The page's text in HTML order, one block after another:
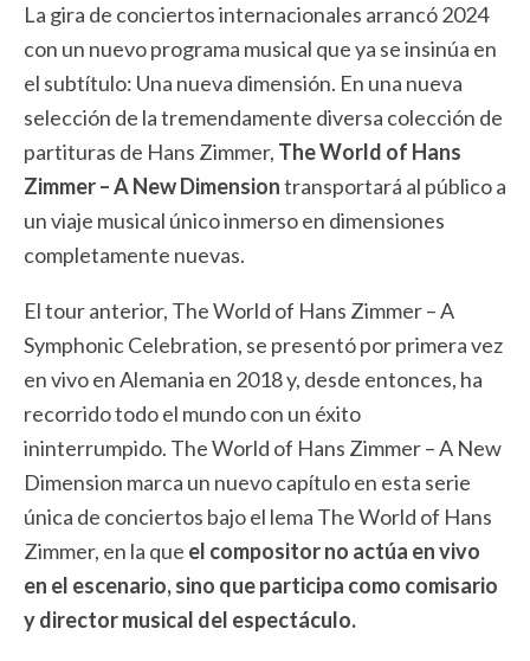
La gira de conciertos internacionales arrancó 2024
con un nuevo programa musical que ya se insinúa en
el subtítulo: Una nueva dimensión. En una nueva
selección de la tremendamente diversa colección de
partituras de Hans Zimmer, The World of Hans
Zimmer – A New Dimensiontransportará al público a
un viaje musical único inmerso en dimensiones
completamente nuevas.
El tour anterior, The World of Hans Zimmer – A
Symphonic Celebration, se presentó por primera vez
en vivo en Alemania en 2018 y, desde entonces, ha
recorrido todo el mundo con un éxito
ininterrumpido. The World of Hans Zimmer – A New
Dimension marca un nuevo capítulo en esta serie
única de conciertos bajo el lema The World of Hans
Zimmer, en la que el compositor no actúa en vivo
en el escenario, sino que participa como comisario
y director musical del espectáculo.